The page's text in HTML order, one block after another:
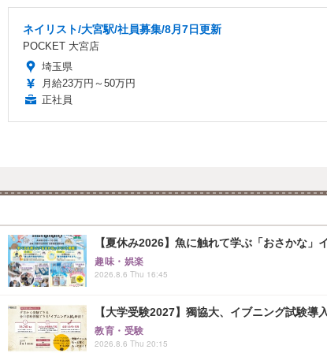
ネイリスト/大宮駅/社員募集/8月7日更新
POCKET 大宮店
埼玉県
月給23万円～50万円
正社員
【夏休み2026】魚に触れて学ぶ「おさかな」
趣味・娯楽
2026.8.6 Thu 16:45
【大学受験2027】獨協大、イブニング試験
教育・受験
2026.8.6 Thu 20:15